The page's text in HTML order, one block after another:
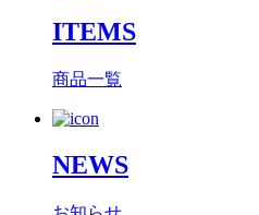
ITEMS
商品一覧
NEWS